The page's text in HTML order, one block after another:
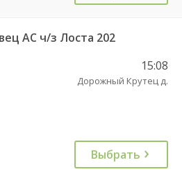
АС ч/з Лоста 202
15:08
Дорожный Крутец д.
Выбрать